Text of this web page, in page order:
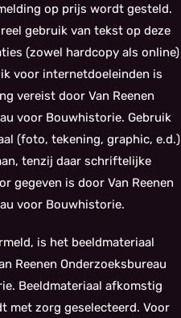
op prijs wordt gesteld.
gebruik van tekst op deze
(zowel hardcopy als online)
voor internetdoeleinden is
vereist door Van Reenen
voor Bouwhistorie. Gebruik
(foto, tekening, graphic, e.d.)
tenzij daar schriftelijke
gegeven is door Van Reenen
voor Bouwhistorie.
is het beeldmateriaal
Reenen Onderzoeksbureau
Beeldmateriaal afkomstig
met zorg geselecteerd. Voor